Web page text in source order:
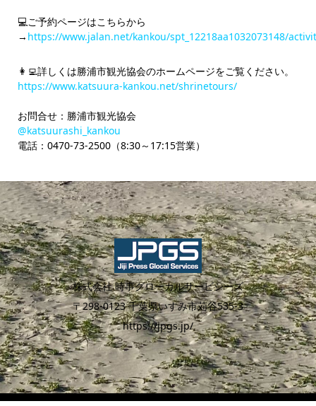
💻ご予約ページはこちらから
→ https://www.jalan.net/kankou/spt_12218aa1032073148/
👩‍💻詳しくは勝浦市観光協会のホームページをご覧ください。
https://www.katsuura-kankou.net/shrinetours/
お問合せ：勝浦市観光協会
@katsuurashi_kankou
電話：0470-73-2500（8:30～17:15営業）
株式会社 時事グローカルサービシーズ
〒298-0123 千葉県いすみ市苅谷535-3
https://jpgs.jp/